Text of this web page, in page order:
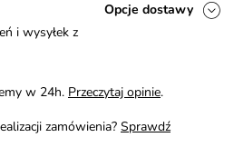
Opcje dostawy
i wysyłek z
w 24h. Przeczytaj opinie.
zamówienia? Sprawdź